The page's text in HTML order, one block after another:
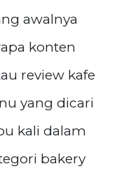
awalnya
konten
review kafe
yang dicari
kali dalam
bakery